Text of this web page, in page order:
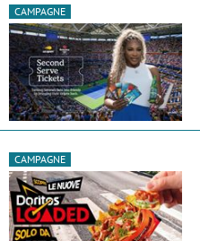
CAMPAGNE
CAMPAGNE